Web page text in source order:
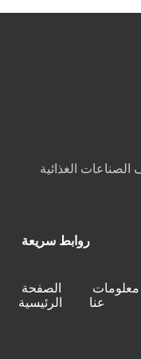
روابط سريعة
الصفحة
الرئيسية
معلومات
عنا